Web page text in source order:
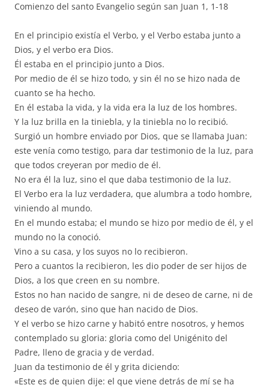
Comienzo del santo Evangelio según san Juan 1, 1-18
En el principio existía el Verbo, y el Verbo estaba junto a
Dios, y el verbo era Dios.
Él estaba en el principio junto a Dios.
Por medio de él se hizo todo, y sin él no se hizo nada de
cuanto se ha hecho.
En él estaba la vida, y la vida era la luz de los hombres.
Y la luz brilla en la tiniebla, y la tiniebla no lo recibió.
Surgió un hombre enviado por Dios, que se llamaba Juan:
este venía como testigo, para dar testimonio de la luz, para
que todos creyeran por medio de él.
No era él la luz, sino el que daba testimonio de la luz.
El Verbo era la luz verdadera, que alumbra a todo hombre,
viniendo al mundo.
En el mundo estaba; el mundo se hizo por medio de él, y el
mundo no la conoció.
Vino a su casa, y los suyos no lo recibieron.
Pero a cuantos la recibieron, les dio poder de ser hijos de
Dios, a los que creen en su nombre.
Estos no han nacido de sangre, ni de deseo de carne, ni de
deseo de varón, sino que han nacido de Dios.
Y el verbo se hizo carne y habitó entre nosotros, y hemos
contemplado su gloria: gloria como del Unigénito del
Padre, lleno de gracia y de verdad.
Juan da testimonio de él y grita diciendo:
«Este es de quien dije: el que viene detrás de mí se ha